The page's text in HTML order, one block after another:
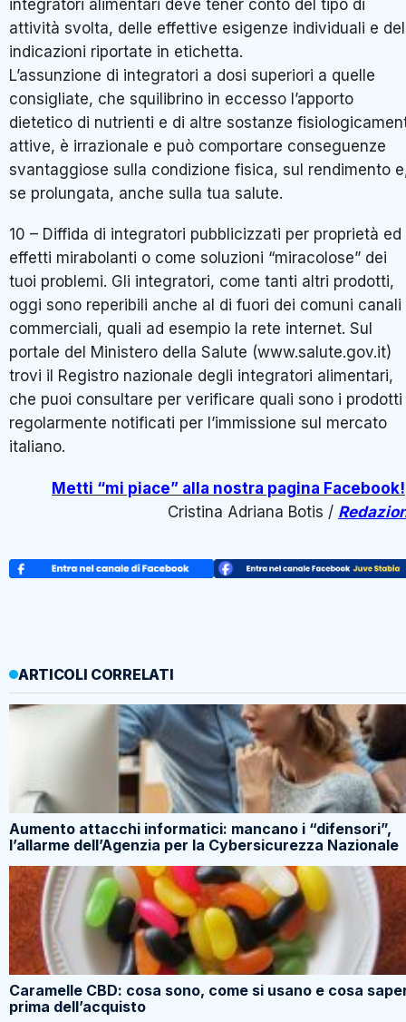
integratori alimentari deve tener conto del tipo di
attività svolta, delle effettive esigenze individuali e
indicazioni riportate in etichetta.
L’assunzione di integratori a dosi superiori a quelle
consigliate, che squilibrino in eccesso l’apporto
dietetico di nutrienti e di altre sostanze
attive, è irrazionale e può comportare conseguenze
svantaggiose sulla condizione fisica, sul rendimento
se prolungata, anche sulla tua salute.
10 – Diffida di integratori pubblicizzati per proprietà ed
effetti mirabolanti o come soluzioni “miracolose” dei
tuoi problemi. Gli integratori, come tanti altri prodotti,
oggi sono reperibili anche al di fuori dei comuni canali
commerciali, quali ad esempio la rete internet. Sul
portale del Ministero della Salute (www.salute.gov.it)
trovi il Registro nazionale degli integratori alimentari,
che puoi consultare per verificare quali sono i prodotti
regolarmente notificati per l’immissione sul mercato
italiano.
Metti “mi piace” alla nostra pagina Facebook!
Cristina Adriana Botis /
ARTICOLI CORRELATI
Aumento attacchi informatici: mancano i “difensori”,
l’allarme dell’Agenzia per la Cybersicurezza Nazionale
Caramelle CBD: cosa sono, come si usano e cosa
prima dell’acquisto